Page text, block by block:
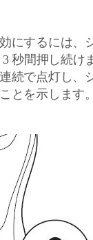
にするには、
秒間押し続け
続で点灯し、
とを示します。